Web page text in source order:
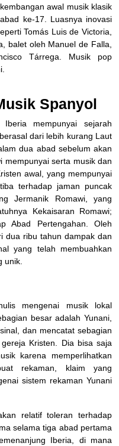
awal musik klasik
ke-17. Luasnya inovasi
Tomás Luis de Victoria,
balet oleh Manuel de Falla,
Tárrega. Musik pop
Spanyol
mempunyai sejarah
dari lebih kurang Laut
dua abad sebelum akan
mempunyai serta musik dan
awal, yang mempunyai
terhadap jaman puncak
Jermanik Romawi, yang
Kekaisaran Romawi;
Abad Pertengahan. Oleh
dua ribu tahun dampak dan
yang telah membuahkan
unik.
mengenai musik lokal
besar adalah Yunani,
dan mencatat sebagian
Kristen. Dia bisa saja
karena memperlihatkan
rekaman, klaim yang
sistem rekaman Yunani
relatif toleran terhadap
selama tiga abad pertama
Iberia, di mana